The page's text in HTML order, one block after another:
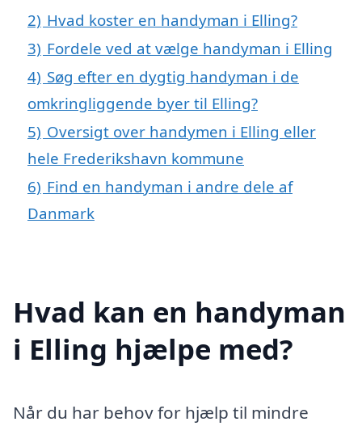
2) Hvad koster en handyman i Elling?
3) Fordele ved at vælge handyman i Elling
4) Søg efter en dygtig handyman i de
omkringliggende byer til Elling?
5) Oversigt over handymen i Elling eller
hele Frederikshavn kommune
6) Find en handyman i andre dele af
Danmark
Hvad kan en handyman
i Elling hjælpe med?
Når du har behov for hjælp til mindre